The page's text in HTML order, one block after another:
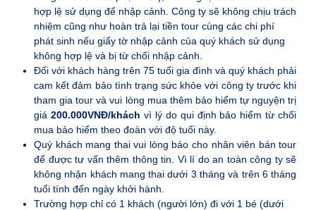
hợp lệ sử dụng để nhập cảnh. Công ty sẽ không chịu trách
nhiệm cũng như hoàn trả lại tiền tour cùng các chi phí
phát sinh nếu giấy tờ nhập cảnh của quý khách sử dụng
không hợp lệ và bị từ chối nhập cảnh.
Đối với khách hàng trên 75 tuổi gia đình và quý khách phải
cam kết đảm bảo tình trạng sức khỏe với công ty trước khi
tham gia tour và vui lòng mua thêm bảo hiểm tự nguyện trị
giá 200.000VNĐ/khách vì lý do qui định bảo hiểm từ chối
mua bảo hiểm theo đoàn với độ tuổi này.
Quý khách mang thai vui lòng báo cho nhân viên bán tour
để được tư vấn thêm thông tin. Vì lí do an toàn công ty sẽ
không nhận khách mang thai dưới 3 tháng và trên 6 tháng
tuổi tính đến ngày khởi hành.
Trường hợp chỉ có 1 khách (người lớn) đi với 1 bé (dưới